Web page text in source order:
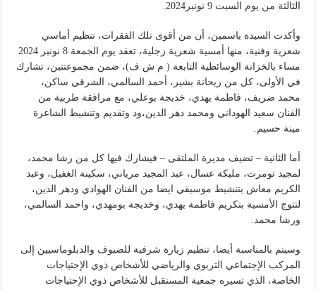
الثالثة من يوم السبت 9 نونبر2024.
وأكدت السيدة ياسمين، أن من أقوى تلك الفقرات، تنظيم أماسي
شعرية وفنية، منها أمسية شعرية زجلية، تعقد يوم الجمعة 8 نونبر 2024
مساء بالخزانة الوسائطية التابعة ( م ش ف)، ضمن مجموعتتين، تشارك
في الأولى، كل من ريحانة بشير، أحمد السالمي، الشرقي ساكن،
محمد ضريف، فاطمة يهدي، خديجة بوعلي، مع مرافقة طربية من
الفنان سعيد الهوداني ومحمد دهر الدين،ود وتقديم وتنشيط الشاعرة
مينة حسيم.
أما الثانية – تضيف مديرة الملتقى – فيشارك فيها كل من رشا محمد،
لمجيد تومرت، مليكة عسال، عبد المجيد مرياني، سكينة الغفيل، وعبد
الكريم معاش بتنشيط موسيقي ايضا من الفنان الهوادي ودهر الدين،
لتتوج الأمسية بتكريم فاطمة يهدي، وخديجة بومهدي، واحمد السالمي،
ورشا محمد.
وسيتم بالمناسبة أيضا، تنظيم زيارة شرفية للضيوف والدبلوماسيين إلى
المركب الإجتماعي التربوي والرياضي للأشخاص ذوي الإحتياجات
الخاصة، الذي تسيره جمعية المستقبل للأشخاص ذوي الإحتياجات